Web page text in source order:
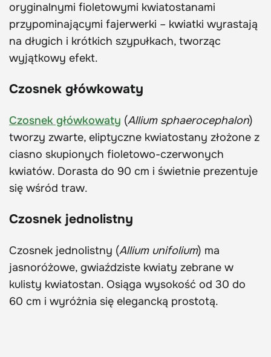
oryginalnymi fioletowymi kwiatostanami
przypominającymi fajerwerki – kwiatki wyrastają
na długich i krótkich szypułkach, tworząc
wyjątkowy efekt.
Czosnek główkowaty
Czosnek główkowaty (Allium sphaerocephalon)
tworzy zwarte, eliptyczne kwiatostany złożone z
ciasno skupionych fioletowo-czerwonych
kwiatów. Dorasta do 90 cm i świetnie prezentuje
się wśród traw.
Czosnek jednolistny
Czosnek jednolistny (Allium unifolium) ma
jasnoróżowe, gwiaździste kwiaty zebrane w
kulisty kwiatostan. Osiąga wysokość od 30 do
60 cm i wyróżnia się elegancką prostotą.